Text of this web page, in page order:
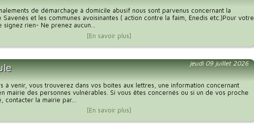
de démarchage à domicile abusif nous sont parvenus concernant la
Savenès et les communes avoisinantes ( action contre la faim, Enedis etc.)Pour votre
signez rien- Ne prenez aucun...
[En savoir plus]
jeudi 09 juillet 2026
à venir, vous trouverez dans vos boites aux lettres, une information concernant
mairie des personnes vulnérables. Si vous êtes concernés ou si un de vos proche
contacter la mairie par...
[En savoir plus]